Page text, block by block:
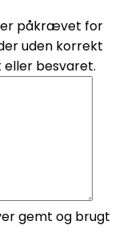
er påkrævet for
uden korrekt
eller besvaret.
gemt og brugt